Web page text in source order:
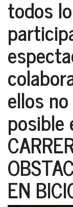
todos
ellos
posible
EN